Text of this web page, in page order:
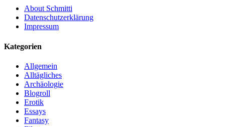
About Schmitti
Datenschutzerklärung
Impressum
Kategorien
Allgemein
Alltägliches
Archäologie
Blogroll
Erotik
Essays
Fantasy